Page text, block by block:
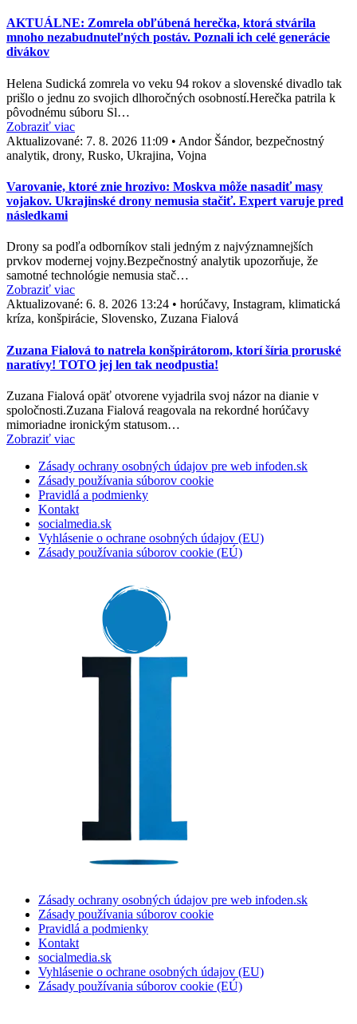
AKTUÁLNE: Zomrela obľúbená herečka, ktorá stvárila
mnoho nezabudnuteľných postáv. Poznali ich celé generácie
divákov
Helena Sudická zomrela vo veku 94 rokov a slovenské divadlo tak
prišlo o jednu zo svojich dlhoročných osobností.Herečka patrila k
pôvodnému súboru Sl…
Zobraziť viac
Aktualizované: 7. 8. 2026 11:09 • Andor Šándor, bezpečnostný
analytik, drony, Rusko, Ukrajina, Vojna
Varovanie, ktoré znie hrozivo: Moskva môže nasadiť masy
vojakov. Ukrajinské drony nemusia stačiť. Expert varuje pred
následkami
Drony sa podľa odborníkov stali jedným z najvýznamnejších
prvkov modernej vojny.Bezpečnostný analytik upozorňuje, že
samotné technológie nemusia stač…
Zobraziť viac
Aktualizované: 6. 8. 2026 13:24 • horúčavy, Instagram, klimatická
kríza, konšpirácie, Slovensko, Zuzana Fialová
Zuzana Fialová to natrela konšpirátorom, ktorí šíria proruské
naratívy! TOTO jej len tak neodpustia!
Zuzana Fialová opäť otvorene vyjadrila svoj názor na dianie v
spoločnosti.Zuzana Fialová reagovala na rekordné horúčavy
mimoriadne ironickým statusom…
Zobraziť viac
Zásady ochrany osobných údajov pre web infoden.sk
Zásady používania súborov cookie
Pravidlá a podmienky
Kontakt
socialmedia.sk
Vyhlásenie o ochrane osobných údajov (EU)
Zásady používania súborov cookie (EÚ)
Zásady ochrany osobných údajov pre web infoden.sk
Zásady používania súborov cookie
Pravidlá a podmienky
Kontakt
socialmedia.sk
Vyhlásenie o ochrane osobných údajov (EU)
Zásady používania súborov cookie (EÚ)